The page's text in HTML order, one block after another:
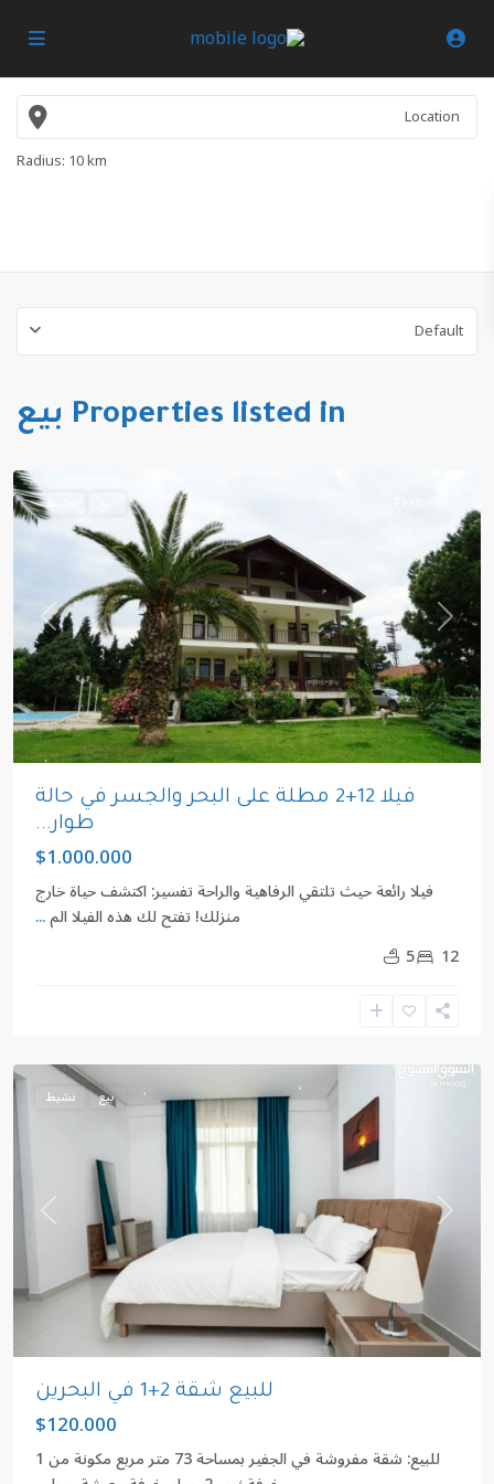
Radius:10 km
Default
Properties listed in بيع
Next
نشيط
فيلا 12+2 مطلة على البحر والجسر في حالة
طوار...
$1.000.000
فيلا رائعة حيث تلتقي الرفاهية والراحة تفسير: اكتشف حياة خارج
منزلك! تفتح لك هذه الفيلا الم...
12
5
المنامة ,
Next
بيع نشيط
للبيع شقة 2+1 في البحرين
$120.000
للبيع: شقة مفروشة في الجفير بمساحة 73 متر مربع مكونة من 1